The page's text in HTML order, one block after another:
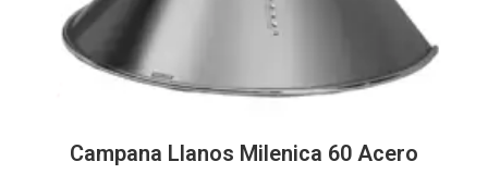
Campana Llanos Milenica 60 Acero